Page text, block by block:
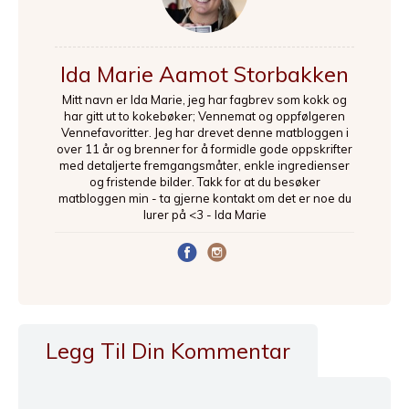
Ida Marie Aamot Storbakken
Mitt navn er Ida Marie, jeg har fagbrev som kokk og
har gitt ut to kokebøker; Vennemat og oppfølgeren
Vennefavoritter. Jeg har drevet denne matbloggen i
over 11 år og brenner for å formidle gode oppskrifter
med detaljerte fremgangsmåter, enkle ingredienser
og fristende bilder. Takk for at du besøker
matbloggen min - ta gjerne kontakt om det er noe du
lurer på <3 - Ida Marie
Legg Til Din Kommentar